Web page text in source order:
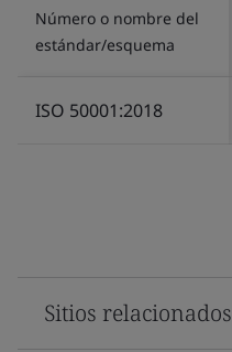
Número o nombre del
estándar/esquema
ISO 50001:2018
Sitios relacionados